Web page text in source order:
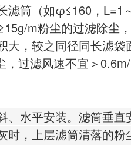
滤筒（如φ≤160，
m粉尘的过滤除尘
，较之同径同长滤
过滤风速不宜＞0.6m/
水平安装。滤筒垂
，上层滤筒清落的